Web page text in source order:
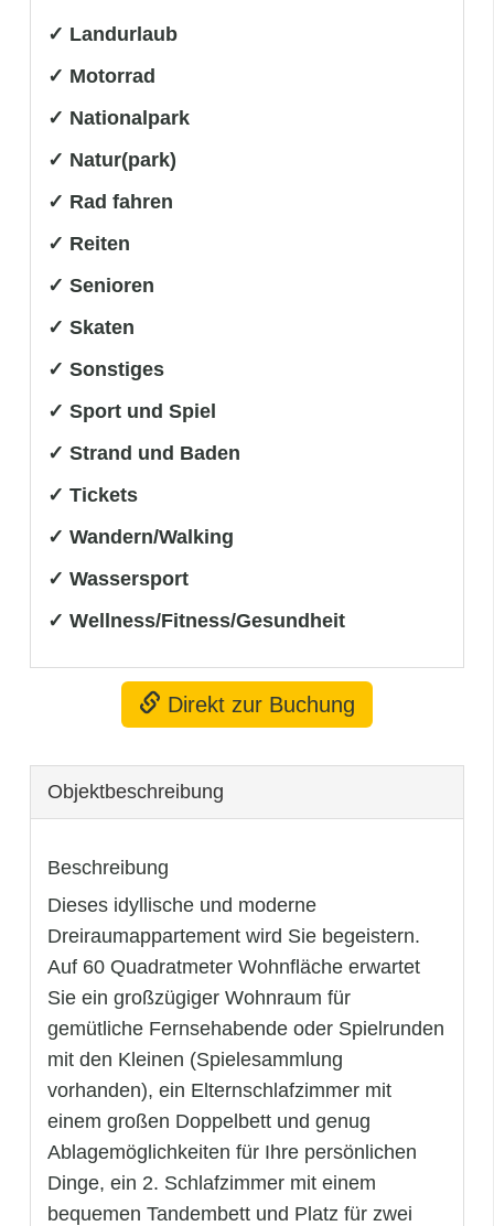
✓ Landurlaub
✓ Motorrad
✓ Nationalpark
✓ Natur(park)
✓ Rad fahren
✓ Reiten
✓ Senioren
✓ Skaten
✓ Sonstiges
✓ Sport und Spiel
✓ Strand und Baden
✓ Tickets
✓ Wandern/Walking
✓ Wassersport
✓ Wellness/Fitness/Gesundheit
Direkt zur Buchung
Objekt­beschreibung
Beschreibung
Dieses idyllische und moderne
Dreiraumappartement wird Sie begeistern.
Auf 60 Quadratmeter Wohnfläche erwartet
Sie ein großzügiger Wohnraum für
gemütliche Fernsehabende oder Spielrunden
mit den Kleinen (Spielesammlung
vorhanden), ein Elternschlafzimmer mit
einem großen Doppelbett und genug
Ablagemöglichkeiten für Ihre persönlichen
Dinge, ein 2. Schlafzimmer mit einem
bequemen Tandembett und Platz für zwei